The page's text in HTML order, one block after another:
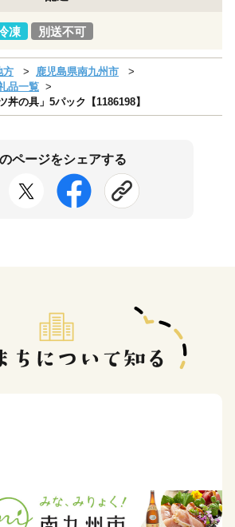
凍 別送不可
方
鹿児島県南九州市
品一覧
の具」5パック【1186198】
ページをシェアする